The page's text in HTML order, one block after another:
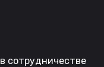
сотрудничестве